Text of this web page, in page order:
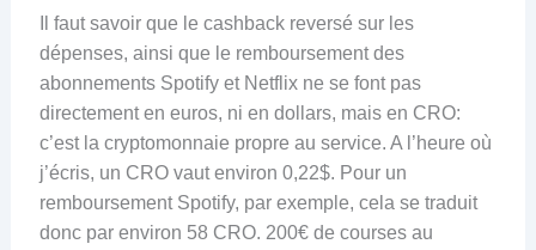
Il faut savoir que le cashback reversé sur les
dépenses, ainsi que le remboursement des
abonnements Spotify et Netflix ne se font pas
directement en euros, ni en dollars, mais en CRO:
c’est la cryptomonnaie propre au service. A l’heure où
j’écris, un CRO vaut environ 0,22$. Pour un
remboursement Spotify, par exemple, cela se traduit
donc par environ 58 CRO. 200€ de courses au